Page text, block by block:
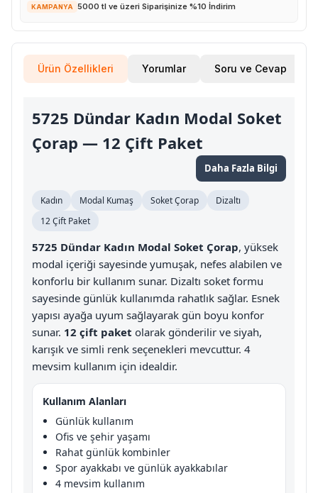
KAMPANYA 5000 tl ve üzeri Siparişinize %10 İndirim
Ürün Özellikleri Yorumlar Soru ve Cevap
5725 Dündar Kadın Modal Soket
Çorap — 12 Çift Paket
Daha Fazla Bilgi
Kadın Modal Kumaş Soket Çorap
Dizaltı
12 Çift Paket
5725 Dündar Kadın Modal Soket Çorap, yüksek
modal içeriği sayesinde yumuşak, nefes alabilen ve
konforlu bir kullanım sunar. Dizaltı soket formu
sayesinde günlük kullanımda rahatlık sağlar. Esnek
yapısı ayağa uyum sağlayarak gün boyu konfor
sunar. 12 çift paket olarak gönderilir ve siyah,
karışık ve simli renk seçenekleri mevcuttur. 4
mevsim kullanım için idealdir.
Kullanım Alanları
Günlük kullanım
Ofis ve şehir yaşamı
Rahat günlük kombinler
Spor ayakkabı ve günlük ayakkabılar
4 mevsim kullanım